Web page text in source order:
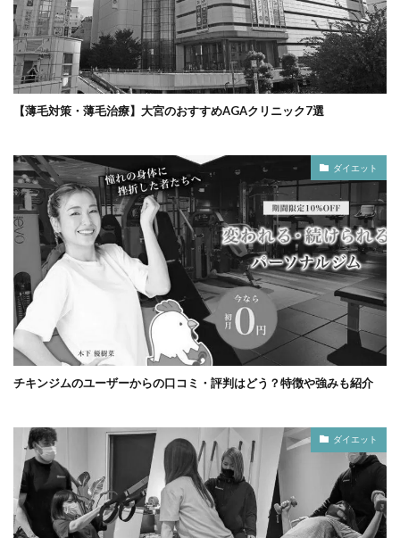
【薄毛対策・薄毛治療】大宮のおすすめAGAクリニック7選
ダイエット
チキンジムのユーザーからの口コミ・評判はどう？特徴や強みも紹介
ダイエット